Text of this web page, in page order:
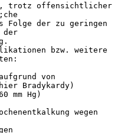
trotz offensichtlicher
Folge der zu geringen
der
bzw. weitere
von
Bradykardy)
mm Hg)
wegen